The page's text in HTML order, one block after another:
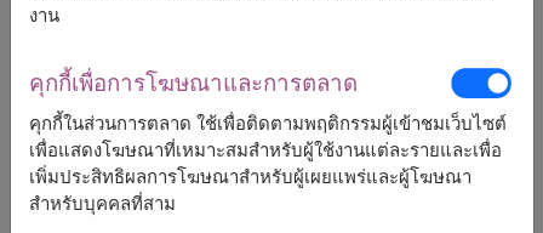
ช่อดอกไม้รับปริญญา 3
งาน
คุกกี้เพื่อการโฆษณาและการตลาด
คุกกี้ในส่วนการตลาด ใช้เพื่อติดตามพฤติกรรมผู้เข้าชมเว็บไซต์
เพื่อแสดงโฆษณาที่เหมาะสมสำหรับผู้ใช้งานแต่ละรายและเพื่อ
เพิ่มประสิทธิผลการโฆษณาสำหรับผู้เผยแพร่และผู้โฆษณา
สำหรับบุคคลที่สาม